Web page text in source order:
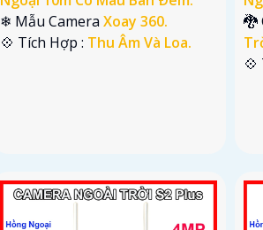
❄ Mẫu Camera Xoay 360.
️💠 Tích Hợp : Thu Âm Và Loa.
🐉️
️💠